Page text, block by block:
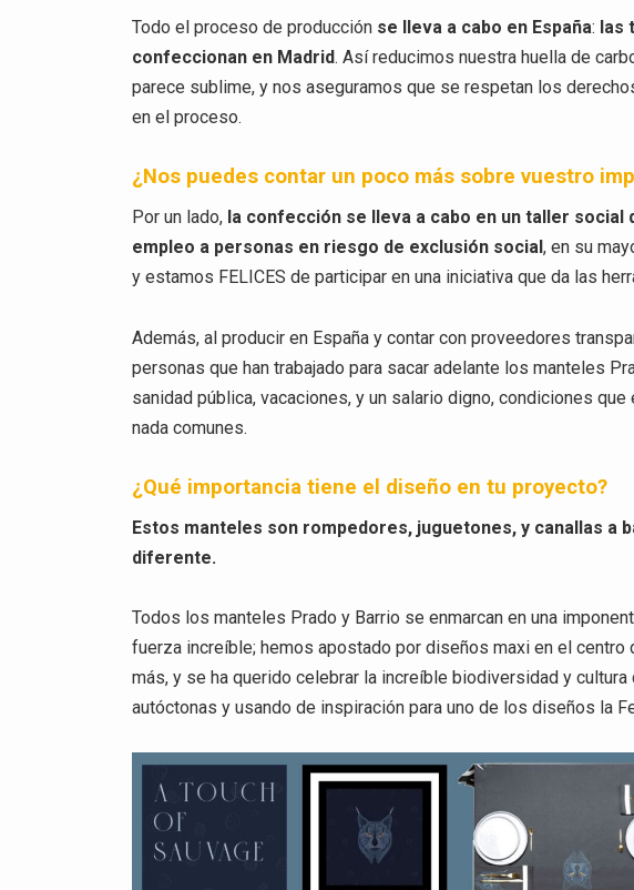
Todo el proceso de producción se lleva a cabo en España: las
confeccionan en Madrid. Así reducimos nuestra huella de
parece sublime, y nos aseguramos que se respetan los
en el proceso.
¿Nos puedes contar un poco más sobre vuestro
Por un lado, la confección se lleva a cabo en un taller social
empleo a personas en riesgo de exclusión social, en su
y estamos FELICES de participar en una iniciativa que da las
Además, al producir en España y contar con proveedores
personas que han trabajado para sacar adelante los manteles
sanidad pública, vacaciones, y un salario digno, condiciones
nada comunes.
¿Qué importancia tiene el diseño en tu proyecto?
Estos manteles son rompedores, juguetones, y canallas a
diferente.
Todos los manteles Prado y Barrio se enmarcan en una
fuerza increíble; hemos apostado por diseños maxi en el
más, y se ha querido celebrar la increíble biodiversidad y
autóctonas y usando de inspiración para uno de los diseños la